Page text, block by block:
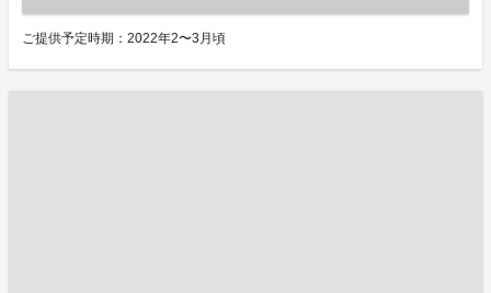
ご提供予定時期：2022年2〜3月頃